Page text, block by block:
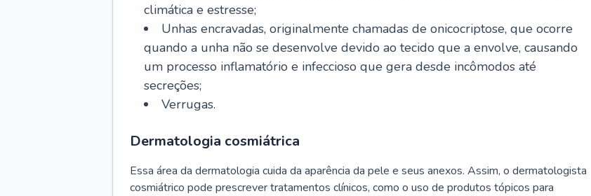
climática e estresse;
Unhas encravadas, originalmente chamadas de onicocriptose, que ocorre
quando a unha não se desenvolve devido ao tecido que a envolve, causando
um processo inflamatório e infeccioso que gera desde incômodos até
secreções;
Verrugas.
Dermatologia cosmiátrica
Essa área da dermatologia cuida da aparência da pele e seus anexos. Assim, o dermatologista
cosmiátrico pode prescrever tratamentos clínicos, como o uso de produtos tópicos para